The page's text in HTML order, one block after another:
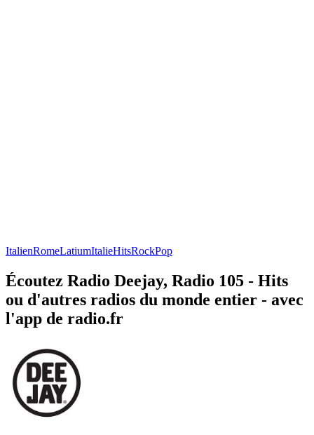
ItalienRomeLatiumItalieHitsRockPop
Écoutez Radio Deejay, Radio 105 - Hits
ou d'autres radios du monde entier - avec
l'app de radio.fr